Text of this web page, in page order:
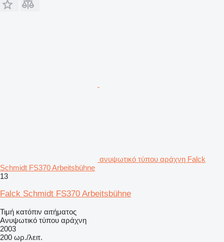
ανυψωτικό τύπου αράχνη Falck
Schmidt FS370 Arbeitsbühne
13
Falck Schmidt FS370 Arbeitsbühne
Τιμή κατόπιν αιτήματος
Ανυψωτικό τύπου αράχνη
2003
200 ωρ./λειτ.